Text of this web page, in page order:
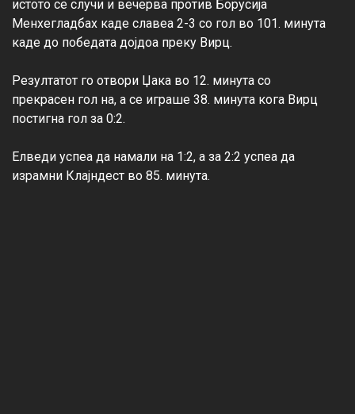
истото се случи и вечерва против Борусија
Менхегладбах каде славеа 2-3 со гол во 101. минута
каде до победата дојдоа преку Вирц.
Резултатот го отвори Џака во 12. минута со
прекрасен гол на, а се играше 38. минута кога Вирц
постигна гол за 0:2.
Елведи успеа да намали на 1:2, а за 2:2 успеа да
израмни Клајндест во 85. минута.